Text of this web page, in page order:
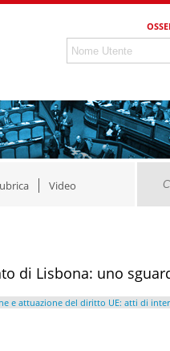
Video
di Lisbona: uno
e attuazione del diritto UE: atti di